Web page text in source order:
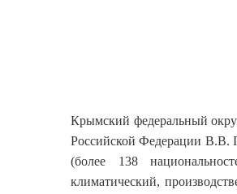
Крымский федеральный
Российской Федерации В.В.
(более 138
климатический,